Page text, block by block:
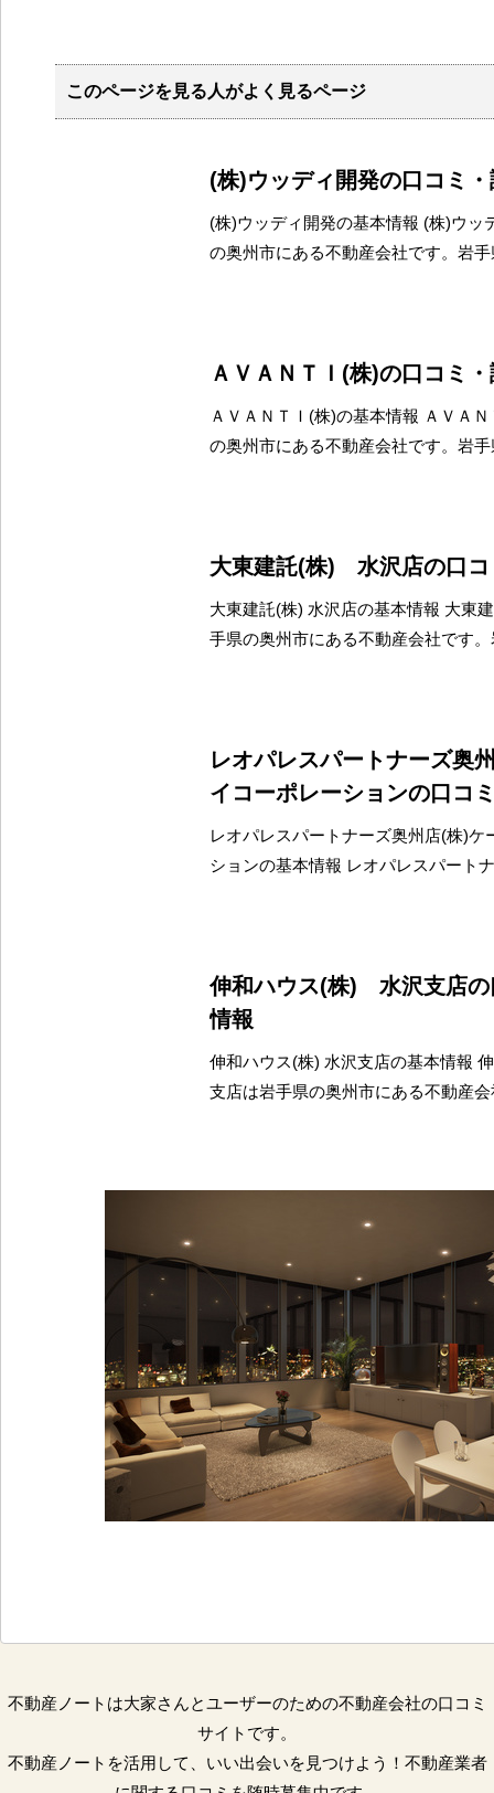
このページを見る人がよく見るページ
(株)ウッディ開発の口コミ
(株)ウッディ開発の基本情報 (株)ウッ
の奥州市にある不動産会社です。岩
ＡＶＡＮＴＩ(株)の口コミ
ＡＶＡＮＴＩ(株)の基本情報 ＡＶＡ
の奥州市にある不動産会社です。岩
大東建託(株) 水沢店の口コ
大東建託(株) 水沢店の基本情報 大東
手県の奥州市にある不動産会社です
レオパレスパートナーズ奥
イコーポレーションの口コ
レオパレスパートナーズ奥州店(株)ケ
ションの基本情報 レオパレスパート
伸和ハウス(株) 水沢支店の
情報
伸和ハウス(株) 水沢支店の基本情報
支店は岩手県の奥州市にある不動産
不動産ノートは大家さんとユーザーのための不動産会社の口コミ
サイトです。
不動産ノートを活用して、いい出会いを見つけよう！不動産業者